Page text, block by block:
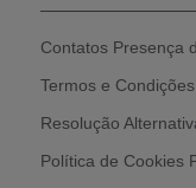
Contatos Presença
Termos e
Resolução
Política de Cookies